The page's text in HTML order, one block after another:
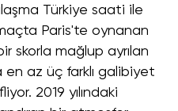
Türkiye saati ile
Paris'te oynanan
skorla mağlup ayrılan
en az üç farklı galibiyet
2019 yılındaki